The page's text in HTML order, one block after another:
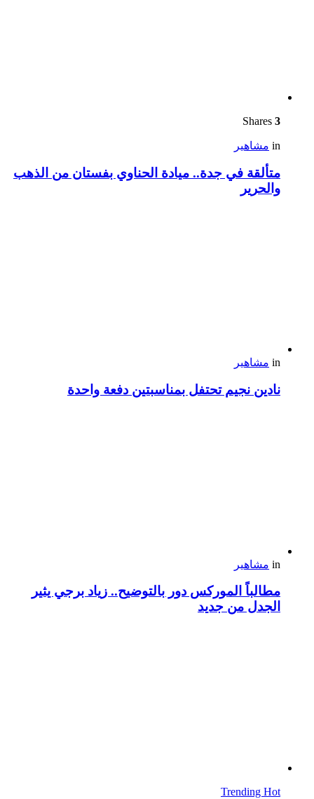
3
in مشاهير
متألقة في جدة.. ميادة الحناوي بفستان من الذهب
والحرير
in مشاهير
نادين نجيم تحتفل بمناسبتين دفعة واحدة
in مشاهير
مطالباً الموركس دور بالتوضيح.. زياد برجي يثير
الجدل من جديد
Trending Hot